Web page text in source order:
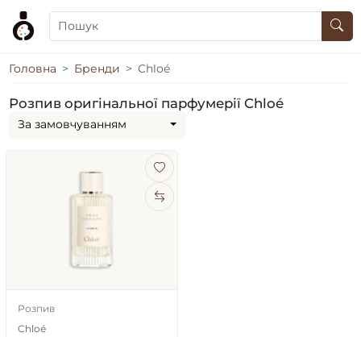
Головна Бренди Chloé
Розпив оригінальної парфумерії Chloé
За замовчуванням
Розпив
Chloé